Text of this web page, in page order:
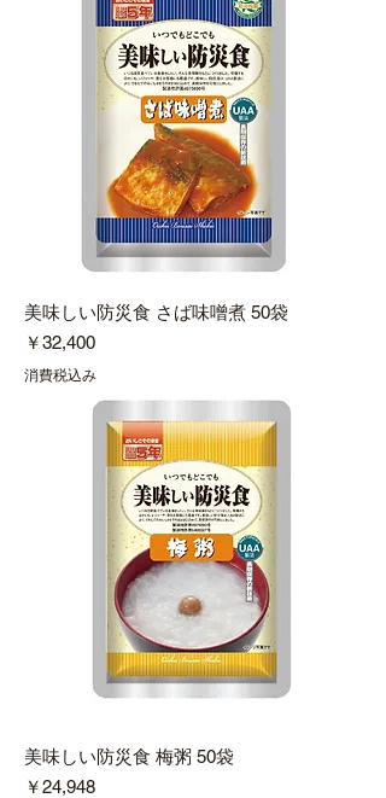
美味しい防災食 さば味噌煮 50袋
価格
￥32,400
消費税込み
美味しい防災食 梅粥 50袋
価格
￥24,948